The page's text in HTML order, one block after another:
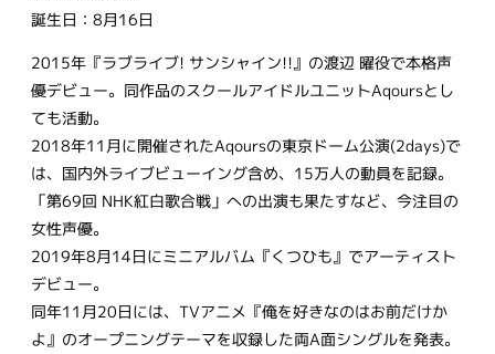
誕生日：8月16日
2015年『ラブライブ! サンシャイン!!』の渡辺 曜役で本格声
優デビュー。同作品のスクールアイドルユニットAqoursとし
ても活動。
2018年11月に開催されたAqoursの東京ドーム公演(2days)で
は、国内外ライブビューイング含め、15万人の動員を記録。
「第69回 NHK紅白歌合戦」への出演も果たすなど、今注目の
女性声優。
2019年8月14日にミニアルバム『くつひも』でアーティスト
デビュー。
同年11月20日には、TVアニメ『俺を好きなのはお前だけか
よ』のオープニングテーマを収録した両A面シングルを発表。